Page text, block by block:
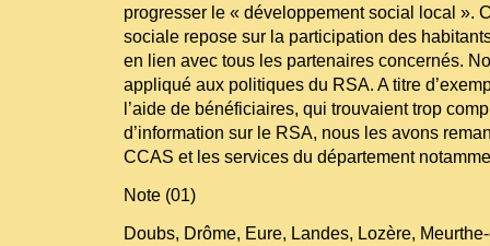
progresser le « développement social local ».
sociale repose sur la participation des
en lien avec tous les partenaires concernés.
appliqué aux politiques du RSA. A titre
l’aide de bénéficiaires, qui trouvaient trop
d’information sur le RSA, nous les avons
CCAS et les services du département
Note (01)
Doubs, Drôme, Eure, Landes, Lozère,